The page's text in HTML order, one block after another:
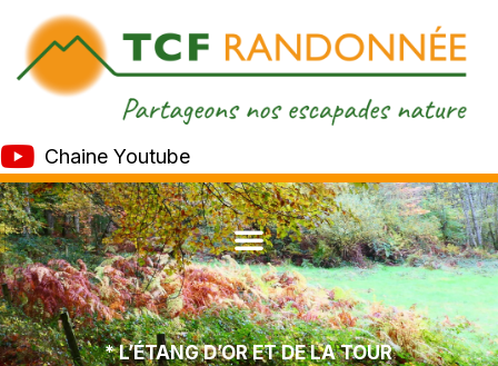
Chaine Youtube
* L’ÉTANG D’OR ET DE LA TOUR